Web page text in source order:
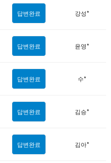
답변완료 강성*
답변완료 윤영*
답변완료 수*
답변완료 김승*
답변완료 김아*